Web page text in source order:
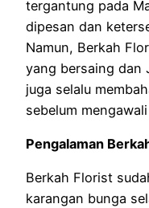
tergantung pada
dipesan dan
Namun, Berkah
yang bersaing dan
juga selalu
sebelum
Pengalaman
Berkah Florist
karangan bunga